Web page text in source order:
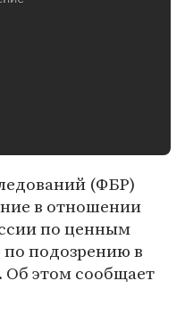
(ФБР)
в отношении
по ценным
подозрению в
Об этом сообщает